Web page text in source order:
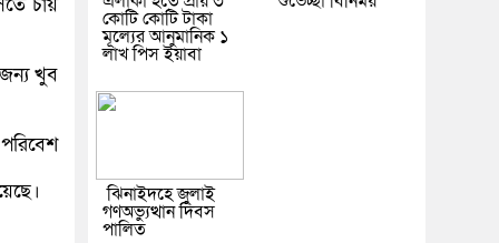
খুব
কোটি কোটি টাকা
মূল্যের আনুমানিক ১
লাখ পিস ইয়াবা
ঝিনাইদহে জুলাই
গণঅভ্যুত্থান দিবস
পালিত